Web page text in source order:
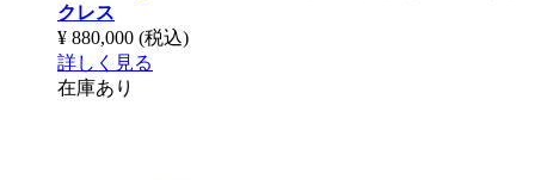
クレス
¥ 880,000 (税込)
詳しく見る
在庫あり